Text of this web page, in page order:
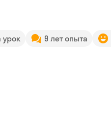
урок 9 лет опыта